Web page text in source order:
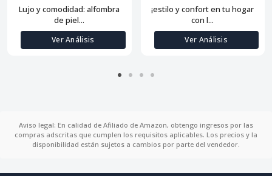
Lujo y comodidad: alfombra
de piel...
Ver Análisis
¡estilo y confort en tu hogar
con l...
Ver Análisis
Aviso legal: En calidad de Afiliado de Amazon, obtengo ingresos por las
compras adscritas que cumplen los requisitos aplicables. Los precios y la
disponibilidad están sujetos a cambios por parte del vendedor.